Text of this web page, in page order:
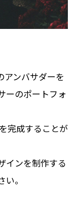
アンバサダーを
ーのポートフォ
完成することが
インを制作する
。